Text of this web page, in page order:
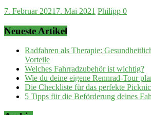
7. Februar 2021 7. Mai 2021 Philipp 0
Neueste Artikel
Radfahren als Therapie:
Vorteile
Welches Fahrradzubehör ist wichtig?
Wie du deine eigene Rennrad-Tour
Die Checkliste für das perfekte
5 Tipps für die Beförderung deines